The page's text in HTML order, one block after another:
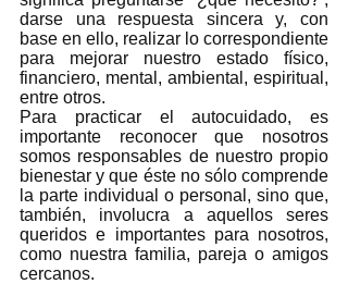
darse una respuesta sincera y, con
base en ello, realizar lo correspondiente
para mejorar nuestro estado físico,
financiero, mental, ambiental, espiritual,
entre otros.
Para practicar el autocuidado, es
importante reconocer que nosotros
somos responsables de nuestro propio
bienestar y que éste no sólo comprende
la parte individual o personal, sino que,
también, involucra a aquellos seres
queridos e importantes para nosotros,
como nuestra familia, pareja o amigos
cercanos.